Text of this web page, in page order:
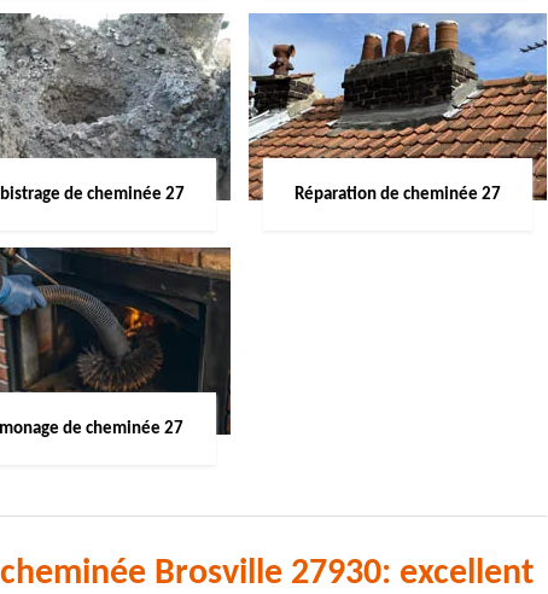
de cheminée 27 Réparation de cheminée 27
de cheminée 27
Brosville 27930: excellent